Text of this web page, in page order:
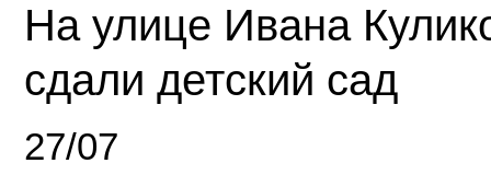
На улице Ивана
сдали детский сад
27/07